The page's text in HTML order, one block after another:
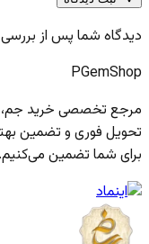
دیدگاه شما پس از
PGemShop
مرجع تخصصی خرید جم،
تحویل فوری و تضمین
برای شما تضمین می‌کنیم.